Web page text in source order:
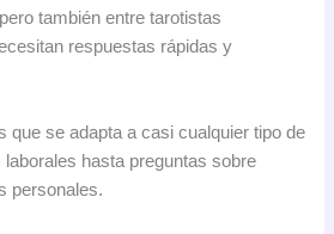
también entre tarotistas
respuestas rápidas y
que se adapta a casi cualquier tipo de
hasta preguntas sobre
personales.